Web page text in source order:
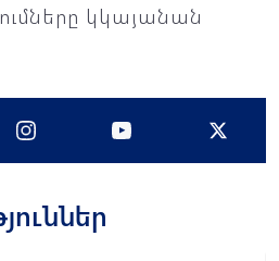
կկայանան